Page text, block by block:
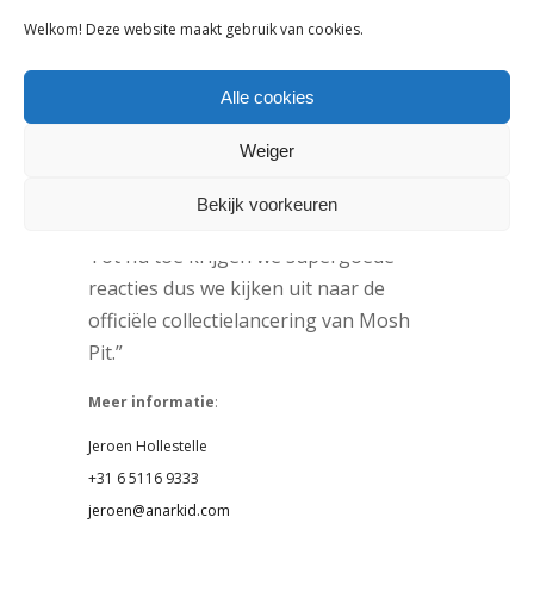
Welkom! Deze website maakt gebruik van cookies.
Alle cookies
Weiger
Bekijk voorkeuren
wat we willen uitstralen.”
“Momenteel willen we ons merk
uitbouwen op de Europese markt door
onder andere te werken met
Tot nu toe krijgen we supergoede
reacties dus we kijken uit naar de
officiële collectielancering van Mosh
Pit.”
Meer informatie:
Jeroen Hollestelle
+31 6 5116 9333
jeroen@anarkid.com